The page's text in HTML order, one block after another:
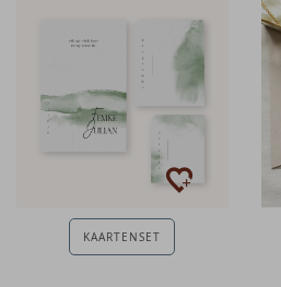
KAARTENSET